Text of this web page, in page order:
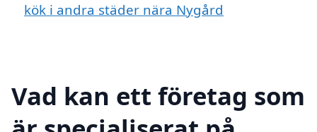
kök i andra städer nära Nygård
Vad kan ett företag som